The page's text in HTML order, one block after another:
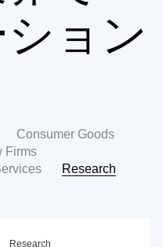
ョン
Consumer Goods
Firms
Research
Research